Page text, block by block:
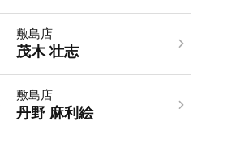
敷島店
茂木 壮志
敷島店
丹野 麻利絵